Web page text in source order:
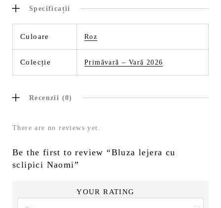
Specificații
Culoare Roz
Colecție Primăvară – Vară 2026
Recenzii (0)
There are no reviews yet.
Be the first to review “Bluza lejera cu
sclipici Naomi”
YOUR RATING